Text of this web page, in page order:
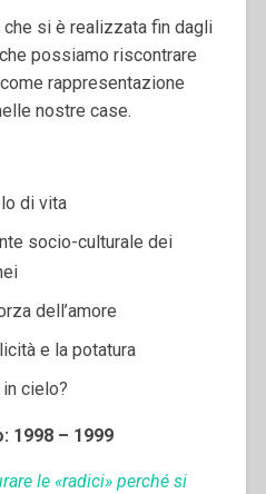
che si è realizzata fin dagli
possiamo riscontrare
rappresentazione
nostre case.
di vita
socio-culturale dei
dell’amore
e la potatura
cielo?
1998 – 1999
le «radici» perché si